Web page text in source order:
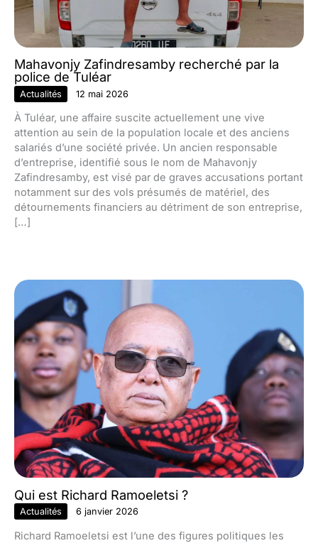
Mahavonjy Zafindresamby recherché par la
police de Tuléar
Actualités 12 mai 2026
À Tuléar, une affaire suscite actuellement une vive
attention au sein de la population locale et des anciens
salariés d’une société privée. Un ancien responsable
d’entreprise, identifié sous le nom de Mahavonjy
Zafindresamby, est visé par de graves accusations portant
notamment sur des vols présumés de matériel, des
détournements financiers au détriment de son entreprise,
[…]
Qui est Richard Ramoeletsi ?
Actualités 6 janvier 2026
Richard Ramoeletsi est l’une des figures politiques les